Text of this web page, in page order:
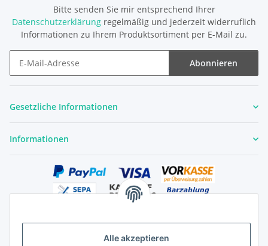
Alle akzeptieren
Bitte senden Sie mir entsprechend Ihrer
Datenschutzerklärung regelmäßig und jederzeit widerruflich
Informationen zu Ihrem Produktsortiment per E-Mail zu.
Abonnieren
Gesetzliche Informationen
Informationen